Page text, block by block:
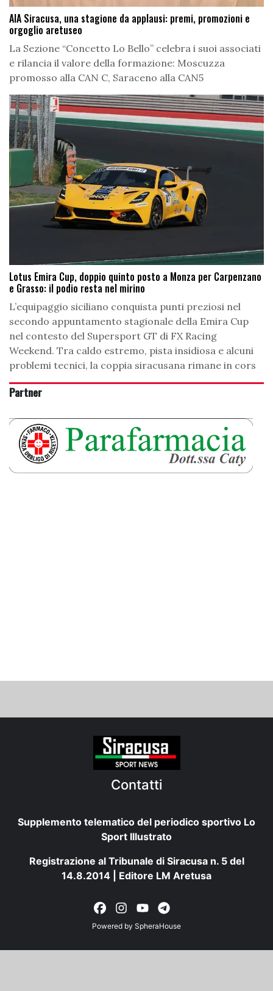
AIA Siracusa, una stagione da applausi: premi, promozioni e
orgoglio aretuseo
La Sezione “Concetto Lo Bello” celebra i suoi associati
e rilancia il valore della formazione: Moscuzza
promosso alla CAN C, Saraceno alla CAN5
Lotus Emira Cup, doppio quinto posto a Monza per Carpenzano
e Grasso: il podio resta nel mirino
L’equipaggio siciliano conquista punti preziosi nel
secondo appuntamento stagionale della Emira Cup
nel contesto del Supersport GT di FX Racing
Weekend. Tra caldo estremo, pista insidiosa e alcuni
problemi tecnici, la coppia siracusana rimane in cors
Partner
Contatti
Supplemento telematico del periodico sportivo Lo
Sport Illustrato
Registrazione al Tribunale di Siracusa n. 5 del
14.8.2014 | Editore LM Aretusa
Powered by SpheraHouse